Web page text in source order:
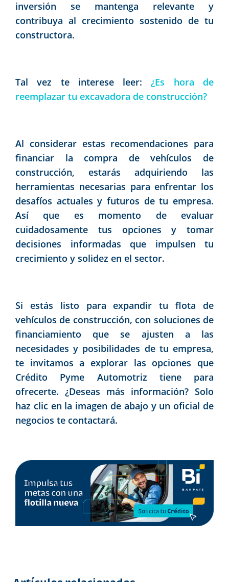
inversión se mantenga relevante y
contribuya al crecimiento sostenido de tu
constructora.
Tal vez te interese leer:¿Es hora de
reemplazar tu excavadora de construcción?
Al considerar estas recomendaciones para
financiar la compra de vehículos de
construcción, estarás adquiriendo las
herramientas necesarias para enfrentar los
desafíos actuales y futuros de tu empresa.
Así que es momento de evaluar
cuidadosamente tus opciones y tomar
decisiones informadas que impulsen tu
crecimiento y solidez en el sector.
Si estás listo para expandir tu flota de
vehículos de construcción, con soluciones de
financiamiento que se ajusten a las
necesidades y posibilidades de tu empresa,
te invitamos a explorar las opciones que
Crédito Pyme Automotriz tiene para
ofrecerte. ¿Deseas más información? Solo
haz clic en la imagen de abajo y un oficial de
negocios te contactará.